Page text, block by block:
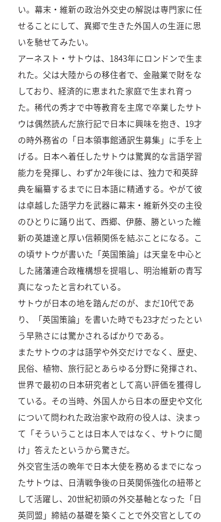
い。幕末・維新の政治外交史の解説は専門家に任
せることにして、異郷で生きた外国人の生涯に思
いを馳せてみたい。
アーネスト・サトウは、1843年にロンドンで生ま
れた。父は大陸からの移住者で、金融業で財をな
しており、経済的に恵まれた家庭で生まれ育っ
た。稀代の秀才で中等教育を主席で卒業したサト
ウは偶然読んだ旅行記で日本に興味を抱き、19才
の時外務省の「日本領事館通訳生募集」に手を上
げる。日本へ着任したサトウは驚異的な言語学習
能力を発揮し、わずか2年後には、独力で和英辞
典を編纂するまでに日本語に精通する。やがて彼
は卓越した語学力を武器に幕末・維新外交の主役
のひとりに踊り出て、西郷、伊藤、勝といった維
新の英雄達と厚い信頼関係を結ぶことになる。こ
の頃サトウが書いた「英国策論」は天皇を中心と
した諸藩連合政権構想を提唱し、明治維新の青写
真になったと言われている。
サトウが日本の地を踏んだのが、まだ10代であ
り、「英国策論」を書いた時でも23才だったとい
う早熟さには驚かされるばかりである。
またサトウの才は語学や外交だけでなく、歴史、
民俗、植物、旅行記とあらゆる分野に発揮され、
世界で最初の日本研究者として高い評価を獲得し
ている。その当時、外国人から日本の歴史や文化
について問われた政治家や政府の役人は、決まっ
て「そういうことは日本人ではなく、サトウに聞
け」答えたというから驚きだ。
外交官生活の晩年で日本大使を務めるまでになっ
たサトウは、日清戦争後の日英関係強化の紐帯と
して活躍し、20世紀初頭の外交基軸となった「日
英同盟」締結の基礎を築くことで外交官としての